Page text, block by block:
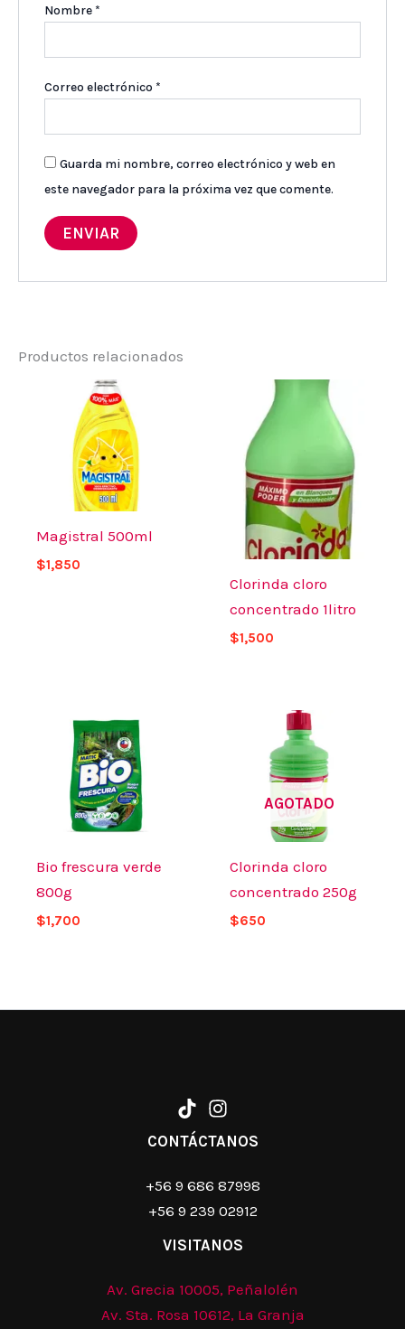
Nombre *
Correo electrónico *
Guarda mi nombre, correo electrónico y web en
este navegador para la próxima vez que comente.
Productos relacionados
Magistral 500ml
$1,850
Clorinda cloro
concentrado 1litro
$1,500
Bio frescura verde
800g
$1,700
AGOTADO
Clorinda cloro
concentrado 250g
$650
CONTÁCTANOS
+56 9 686 87998
+56 9 239 02912
VISITANOS
Av. Grecia 10005, Peñalolén
Av. Sta. Rosa 10612, La Granja